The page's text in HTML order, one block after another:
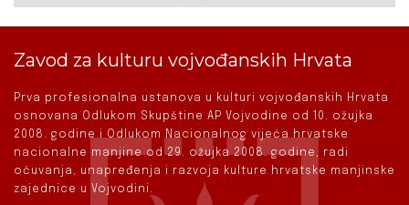
Zavod za kulturu vojvođanskih Hrvata
Prva profesionalna ustanova u kulturi vojvođanskih Hrvata
osnovana Odlukom Skupštine AP Vojvodine od 10. ožujka
2008. godine i Odlukom Nacionalnog vijeća hrvatske
nacionalne manjine od 29. ožujka 2008. godine, radi
očuvanja, unapređenja i razvoja kulture hrvatske manjinske
zajednice u Vojvodini.